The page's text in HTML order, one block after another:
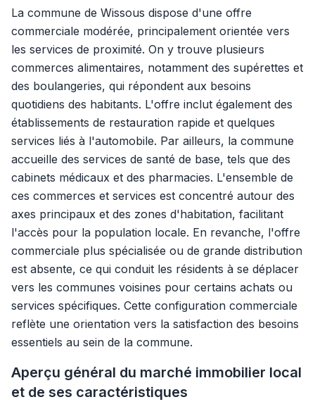
La commune de Wissous dispose d'une offre
commerciale modérée, principalement orientée vers
les services de proximité. On y trouve plusieurs
commerces alimentaires, notamment des supérettes et
des boulangeries, qui répondent aux besoins
quotidiens des habitants. L'offre inclut également des
établissements de restauration rapide et quelques
services liés à l'automobile. Par ailleurs, la commune
accueille des services de santé de base, tels que des
cabinets médicaux et des pharmacies. L'ensemble de
ces commerces et services est concentré autour des
axes principaux et des zones d'habitation, facilitant
l'accès pour la population locale. En revanche, l'offre
commerciale plus spécialisée ou de grande distribution
est absente, ce qui conduit les résidents à se déplacer
vers les communes voisines pour certains achats ou
services spécifiques. Cette configuration commerciale
reflète une orientation vers la satisfaction des besoins
essentiels au sein de la commune.
Aperçu général du marché immobilier local
et de ses caractéristiques